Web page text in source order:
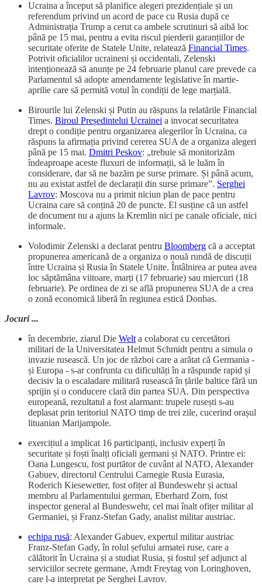
Ucraina a început să planifice alegeri prezidențiale și un
referendum privind un acord de pace cu Rusia după ce
Administrația Trump a cerut ca ambele scrutinuri să aibă loc
până pe 15 mai, pentru a evita riscul pierderii garanțiilor de
securitate oferite de Statele Unite, relatează Financial Times.
Potrivit oficialilor ucraineni și occidentali, Zelenski
intenționează să anunțe pe 24 februarie planul care prevede ca
Parlamentul să adopte amendamente legislative în martie-
aprilie care să permită votul în condiții de lege marțială.
Birourile lui Zelenski și Putin au răspuns la relatările Financial
Times. Biroul Președintelui Ucrainei a invocat securitatea
drept o condiție pentru organizarea alegerilor în Ucraina, ca
răspuns la afirmația privind cererea SUA de a organiza alegeri
până pe 15 mai. Dmitri Peskov: „trebuie să monitorizăm
îndeaproape aceste fluxuri de informații, să le luăm în
considerare, dar să ne bazăm pe surse primare. Și până acum,
nu au existat astfel de declarații din surse primare”. Serghei
Lavrov: Moscova nu a primit niciun plan de pace pentru
Ucraina care să conțină 20 de puncte. El susține că un astfel
de document nu a ajuns la Kremlin nici pe canale oficiale, nici
informale.
Volodimir Zelenski a declarat pentru Bloomberg că a acceptat
propunerea americană de a organiza o nouă rundă de discuții
între Ucraina și Rusia în Statele Unite. Întâlnirea ar putea avea
loc săptămâna viitoare, marți (17 februarie) sau miercuri (18
februarie). Pe ordinea de zi se află propunerea SUA de a crea
o zonă economică liberă în regiunea estică Donbas.
Jocuri ...
în decembrie, ziarul Die Welt a colaborat cu cercetători
militari de la Universitatea Helmut Schmidt pentru a simula o
invazie rusească. Un joc de război care a arătat că Germania -
și Europa - s-ar confrunta cu dificultăți în a răspunde rapid și
decisiv la o escaladare militară rusească în țările baltice fără un
sprijin și o conducere clară din partea SUA. Din perspectiva
europeană, rezultatul a fost alarmant: trupele rusești s-au
deplasat prin teritoriul NATO timp de trei zile, cucerind orașul
lituanian Marijampole.
exercițiul a implicat 16 participanți, inclusiv experți în
securitate și foști înalți oficiali germani și NATO. Printre ei:
Oana Lungescu, fost purtător de cuvânt al NATO, Alexander
Gabuev, directorul Centrului Carnegie Rusia Eurasia,
Roderich Kiesewetter, fost ofițer al Bundeswehr și actual
membru al Parlamentului german, Eberhard Zorn, fost
inspector general al Bundeswehr, cel mai înalt ofițer militar al
Germaniei, și Franz-Stefan Gady, analist militar austriac.
echipa rusă: Alexander Gabuev, expertul militar austriac
Franz-Stefan Gady, în rolul șefului armatei ruse, care a
călătorit în Ucraina și a studiat Rusia, și fostul șef adjunct al
serviciilor secrete germane, Arndt Freytag von Loringhoven,
care l-a interpretat pe Serghei Lavrov.